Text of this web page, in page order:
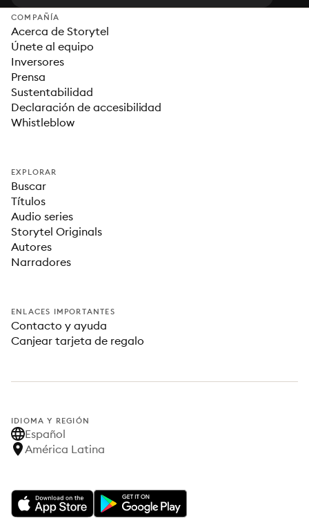
COMPAÑÍA
Acerca de Storytel
Únete al equipo
Inversores
Prensa
Sustentabilidad
Declaración de accesibilidad
Whistleblow
EXPLORAR
Buscar
Títulos
Audio series
Storytel Originals
Autores
Narradores
ENLACES IMPORTANTES
Contacto y ayuda
Canjear tarjeta de regalo
IDIOMA Y REGIÓN
Español
América Latina